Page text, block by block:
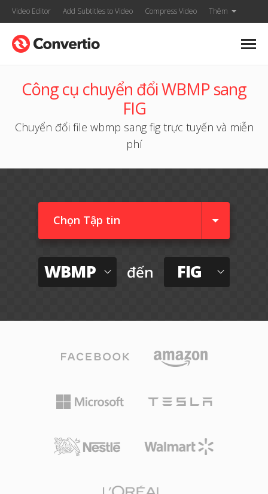
Video Editor Add Subtitles to Video Compress Video Thêm
Công cụ chuyển đổi WBMP sang
FIG
Chuyển đổi file wbmp sang fig trực tuyến và miễn
phí
Chọn Tập tin
WBMP đến FIG